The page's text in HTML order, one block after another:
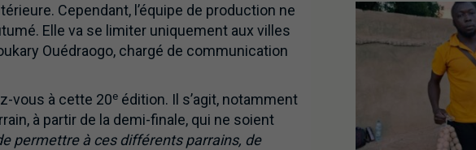
Cependant, l’équipe de production ne
Elle va se limiter uniquement aux villes
Ouédraogo, chargé de communication
vous à cette 20eédition. Il s’agit, notamment
à partir de la demi-finale, qui ne soient
permettre à ces différents parrains, de